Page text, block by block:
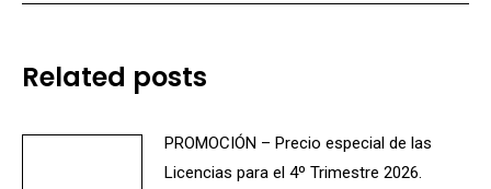
Related posts
PROMOCIÓN – Precio especial de las
Licencias para el 4º Trimestre 2026.